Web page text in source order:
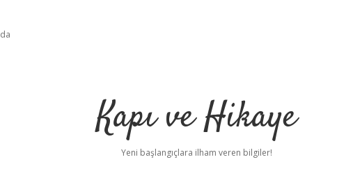
Kapı ve Hikaye
Yeni başlangıçlara ilham veren bilgiler!